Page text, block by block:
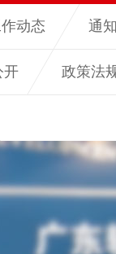
动态 通
开 政策法